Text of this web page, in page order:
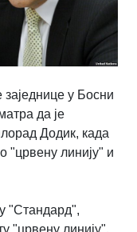
заjеднице у Босни
да jе
Додик, када
"црвену линиjу" и
"Стандард",